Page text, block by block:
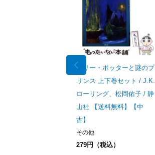
ハリー・ポッターと謎のプ
リンス 上下巻セット / J.K.
ローリング、松岡佑子 / 静
山社 【送料無料】【中
古】
その他
279円（税込）